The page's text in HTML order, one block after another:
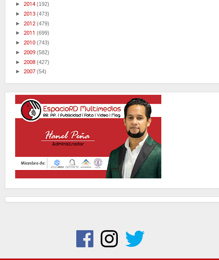
► 2014 (192)
► 2013 (473)
► 2012(479)
► 2011 (699)
► 2010 (743)
► 2009 (582)
► 2008 (427)
► 2007 (54)